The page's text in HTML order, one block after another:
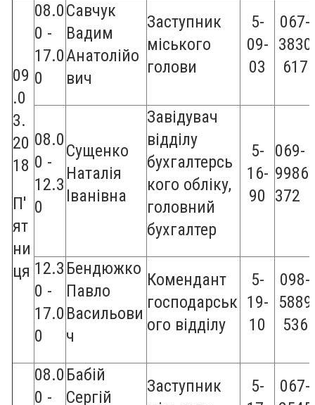
09
.0
3.
20
18
П'
ят
ни
ця
08.0
0 -
17.0
0
Савчук
Вадим
Анатолійо
вич
Заступник
міського
голови
5-
09-
03
067-
3830
617
08.0
0 -
12.3
0
Сущенко
Наталія
Іванівна
Завідувач
відділу
бухгалтерсь
кого обліку,
головний
бухгалтер
5-
16-
90
069-
9986
372
12.3
0 -
17.0
0
Бендюжко
Павло
Васильови
ч
Комендант
господарськ
ого відділу
5-
19-
10
098-
5889
536
08.0
0 -
Бабій
Сергій
Заступник
5-
067-